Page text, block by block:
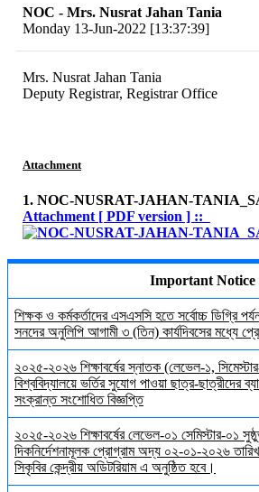
NOC - Mrs. Nusrat Jahan Tania
Monday 13-Jun-2022 [13:37:39]
Mrs. Nusrat Jahan Tania
Deputy Registrar, Registrar Office
Attachment
1. NOC-NUSRAT-JAHAN-
Attachment [ PDF version ] ::
Important Notice
শিক্ষক ও কর্মকর্তাদের এসএসসি হতে সর্বোচ্চ ডিগ্রি
সনদের অনুলিপি আগামী ৩ (তিন) কার্যদিবসের মধ্যে
২০২৫-২০২৬ শিক্ষাবর্ষের স্নাতক (লেভেল-১,
বিশ্ববিদ্যালয়ে ভর্তির সুযোগ পাওয়া ছাত্র-ছাত্রীদের
সংক্রান্ত সংশোধিত বিজ্ঞপ্তি
২০২৫-২০২৬ শিক্ষাবর্ষের লেভেল-০১ সেমিস্টার-০১
দিকনির্দেশনামূলক প্রোগ্রাম অদ্য ০২-০১-২০২৬ তারিখ
সিকৃবির কেন্দ্রীয় অডিটরিয়াম এ অনুষ্ঠিত হবে।